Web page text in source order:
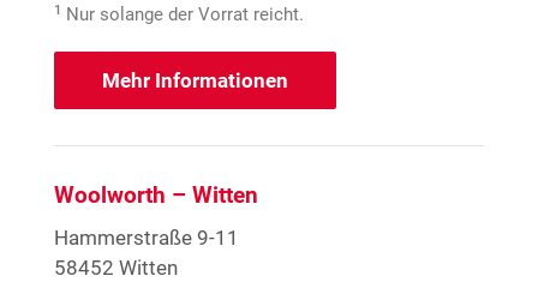
1 Nur solange der Vorrat reicht.
Mehr Informationen
Woolworth – Witten
Hammerstraße 9-11
58452 Witten